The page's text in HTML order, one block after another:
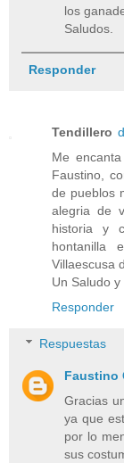
los
Saludos.
Responder
Tendillero
Me
Faustino,
de pueblos
alegria de
historia y
hontanilla
Villaescusa
Un Saludo
Responder
Respuestas
Faustino
Gracias
ya que
por lo
sus